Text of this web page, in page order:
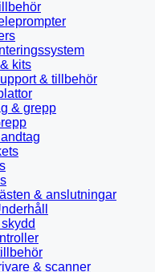
kits
& tillbehör
& grepp
& anslutningar
& scanner